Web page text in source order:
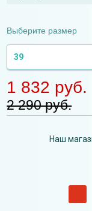
Выберите размер
39
1 832 руб.
2 290 руб.
Наш